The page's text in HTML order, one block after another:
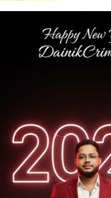
লাখাইয়ে
কবরস্থানের
জুলাই
মৌলভীবাজার
বিদ্যালয়ে
প্রতিযোগিতা
আলোচনা সভা